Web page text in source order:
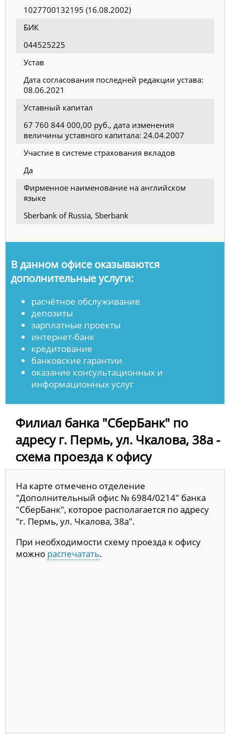
1027700132195 (16.08.2002)
БИК
044525225
Устав
Дата согласования последней редакции устава:
08.06.2021
Уставный капитал
67 760 844 000,00 руб., дата изменения
величины уставного капитала: 24.04.2007
Участие в системе страхования вкладов
Да
Фирменное наименование на английском
языке
Sberbank of Russia, Sberbank
В данном офисе оказываются
дополнительные услуги:
расчётное обслуживание
депозиты
зарплатные проекты
интернет-банк
кредитование
банковские гарантии
оказание консультационных и
информационных услуг
Филиал банка "СберБанк" по
адресу г. Пермь, ул. Чкалова, 38а -
схема проезда к офису
На карте отмечено отделение
"Дополнительный офис № 6984/0214" банка
"СберБанк", которое располагается по адресу
"г. Пермь, ул. Чкалова, 38а".
При необходимости схему проезда к офису
можно распечатать.